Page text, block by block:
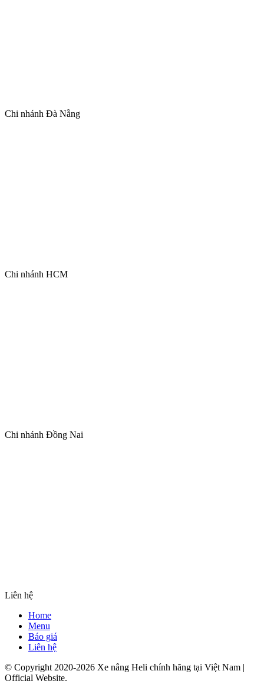
Chi nhánh Đà Nẵng
Chi nhánh HCM
Chi nhánh Đồng Nai
Liên hệ
Home
Menu
Báo giá
Liên hệ
© Copyright 2020-2026 Xe nâng Heli chính hãng tại Việt Nam |
Official Website.